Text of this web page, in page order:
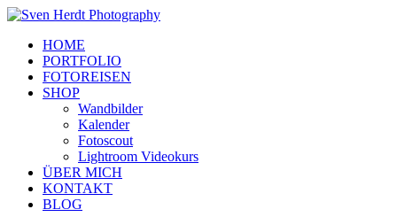
HOME
PORTFOLIO
FOTOREISEN
SHOP
Wandbilder
Kalender
Fotoscout
Lightroom Videokurs
ÜBER MICH
KONTAKT
BLOG